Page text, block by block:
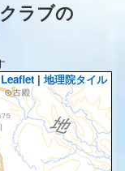
ラブの
Leaflet | 地理院タイル